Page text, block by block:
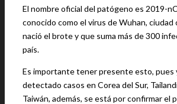
El nombre oficial del patógeno es 2019-
conocido como el virus de Wuhan, ciudad
nació el brote y que suma más de 300
país.
Es importante tener presente esto, pues
detectado casos en Corea del Sur,
Taiwán, además, se está por confirmar el